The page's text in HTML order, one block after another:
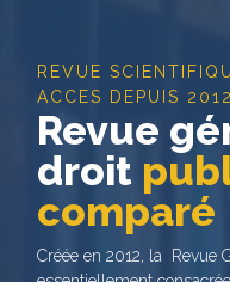
REVUE
ACCES DEPUIS 2012
Revue
droit
comparé
Créée en 2012, la Revue